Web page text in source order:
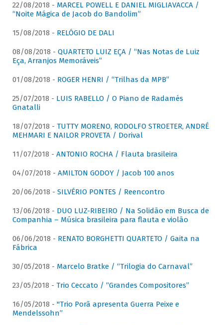
22/08/2018 - MARCEL POWELL E DANIEL MIGLIAVACCA /
“Noite Mágica de Jacob do Bandolim”
15/08/2018 - RELÓGIO DE DALI
08/08/2018 - QUARTETO LUIZ EÇA / “Nas Notas de Luiz
Eça, Arranjos Memoráveis”
01/08/2018 - ROGER HENRI / “Trilhas da MPB”
25/07/2018 - LUIS RABELLO / O Piano de Radamés
Gnatalli
18/07/2018 - TUTTY MORENO, RODOLFO STROETER, ANDRÉ
MEHMARI E NAILOR PROVETA / Dorival
11/07/2018 - ANTONIO ROCHA / Flauta brasileira
04/07/2018 - AMILTON GODOY / Jacob 100 anos
20/06/2018 - SILVÉRIO PONTES / Reencontro
13/06/2018 - DUO LUZ-RIBEIRO / Na Solidão em Busca de
Companhia – Música brasileira para flauta e violão
06/06/2018 - RENATO BORGHETTI QUARTETO / Gaita na
Fábrica
30/05/2018 - Marcelo Bratke / “Trilogia do Carnaval”
23/05/2018 - Trio Ceccato / “Grandes Compositores”
16/05/2018 - "Trio Porã apresenta Guerra Peixe e
Mendelssohn”